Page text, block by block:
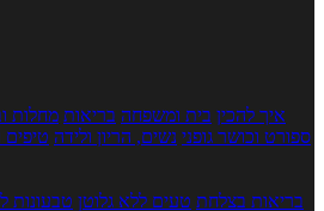
איך להכין בית ומשפחה בריאות מחלות
ספורט וכושר גופני נשים, הריון ולידה טיפים
בריאות בצלחת טעים ללא גלוטן טבעונות